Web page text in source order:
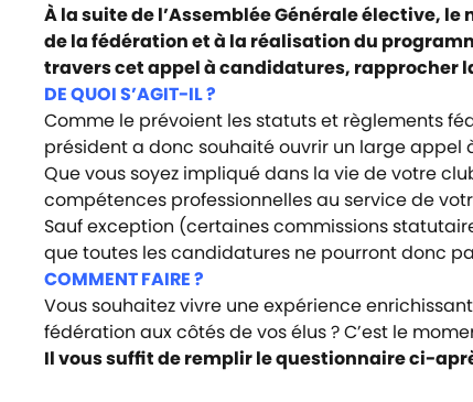
À la suite de l’Assemblée Générale élective,
de la fédération et à la réalisation du
travers cet appel à candidatures, rapprocher
DE QUOI S’AGIT-IL ?
Comme le prévoient les statuts et règlements
président a donc souhaité ouvrir un large appel
Que vous soyez impliqué dans la vie de votre
compétences professionnelles au service de
Sauf exception (certaines commissions
que toutes les candidatures ne pourront donc
COMMENT FAIRE ?
Vous souhaitez vivre une expérience
fédération aux côtés de vos élus ? C’est le
Il vous suffit de remplir le questionnaire ci-